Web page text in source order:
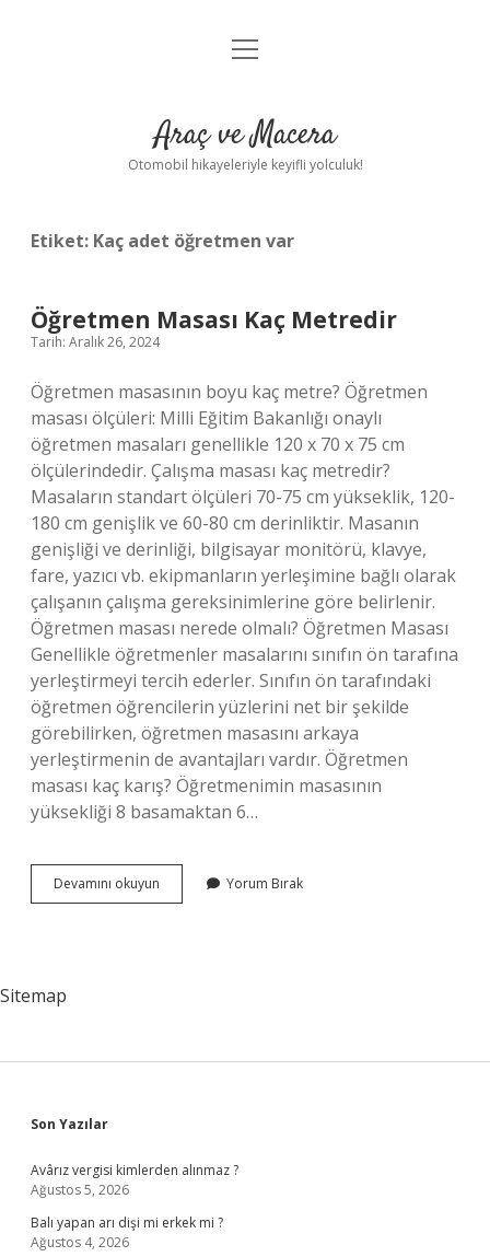
Anasayfa
Yasal Uyarı
menüyü
Araç ve Macera
Otomobil hikayeleriyle keyifli yolculuk!
Etiket: Kaç adet öğretmen var
Öğretmen Masası Kaç Metredir
Tarih: Aralık 26, 2024
Öğretmen masasının boyu kaç metre? Öğretmen
masası ölçüleri: Milli Eğitim Bakanlığı onaylı
öğretmen masaları genellikle 120 x 70 x 75 cm
ölçülerindedir. Çalışma masası kaç metredir?
Masaların standart ölçüleri 70-75 cm yükseklik, 120-
180 cm genişlik ve 60-80 cm derinliktir. Masanın
genişliği ve derinliği, bilgisayar monitörü, klavye,
fare, yazıcı vb. ekipmanların yerleşimine bağlı olarak
çalışanın çalışma gereksinimlerine göre belirlenir.
Öğretmen masası nerede olmalı? Öğretmen Masası
Genellikle öğretmenler masalarını sınıfın ön tarafına
yerleştirmeyi tercih ederler. Sınıfın ön tarafındaki
öğretmen öğrencilerin yüzlerini net bir şekilde
görebilirken, öğretmen masasını arkaya
yerleştirmenin de avantajları vardır. Öğretmen
masası kaç karış? Öğretmenimin masasının
yüksekliği 8 basamaktan 6…
Devamını okuyun Öğretmen
Masası
Yorum Bırak
Sitemap
Sidebar
Son Yazılar
Avârız vergisi kimlerden alınmaz ?
Ağustos 5, 2026
Balı yapan arı dişi mi erkek mi ?
Ağustos 4, 2026